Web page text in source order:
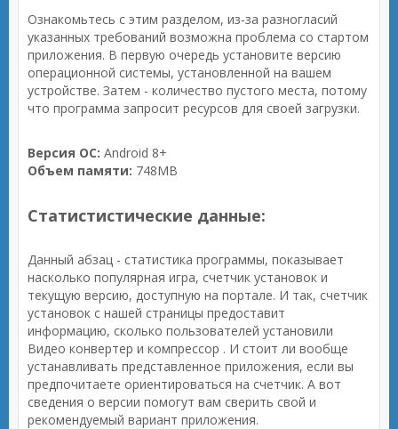
Ознакомьтесь с этим разделом, из-за разногласий
указанных требований возможна проблема со стартом
приложения. В первую очередь установите версию
операционной системы, установленной на вашем
устройстве. Затем - количество пустого места, потому
что программа запросит ресурсов для своей загрузки.
Версия ОС: Android 8+
Объем памяти: 748MB
Статистистические данные:
Данный абзац - статистика программы, показывает
насколько популярная игра, счетчик установок и
текущую версию, доступную на портале. И так, счетчик
установок с нашей страницы предоставит
информацию, сколько пользователей установили
Видео конвертер и компрессор . И стоит ли вообще
устанавливать представленное приложения, если вы
предпочитаете ориентироваться на счетчик. А вот
сведения о версии помогут вам сверить свой и
рекомендуемый вариант приложения.